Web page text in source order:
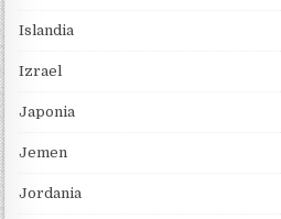
Islandia
Izrael
Japonia
Jemen
Jordania